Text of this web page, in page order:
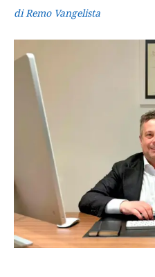
di Remo Vangelista